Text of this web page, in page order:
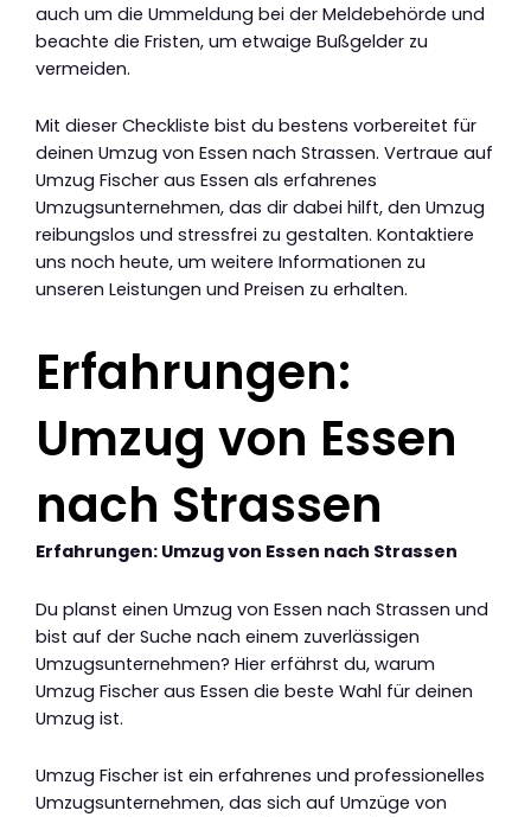
auch um die Ummeldung bei der Meldebehörde und
beachte die Fristen, um etwaige Bußgelder zu
vermeiden.
Mit dieser Checkliste bist du bestens vorbereitet für
deinen Umzug von Essen nach Strassen. Vertraue auf
Umzug Fischer aus Essen als erfahrenes
Umzugsunternehmen, das dir dabei hilft, den Umzug
reibungslos und stressfrei zu gestalten. Kontaktiere
uns noch heute, um weitere Informationen zu
unseren Leistungen und Preisen zu erhalten.
Erfahrungen:
Umzug von Essen
nach Strassen
Erfahrungen: Umzug von Essen nach Strassen
Du planst einen Umzug von Essen nach Strassen und
bist auf der Suche nach einem zuverlässigen
Umzugsunternehmen? Hier erfährst du, warum
Umzug Fischer aus Essen die beste Wahl für deinen
Umzug ist.
Umzug Fischer ist ein erfahrenes und professionelles
Umzugsunternehmen, das sich auf Umzüge von